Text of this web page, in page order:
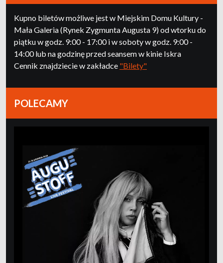
Kupno biletów możliwe jest w Miejskim Domu Kultury -
Mała Galeria (Rynek Zygmunta Augusta 9) od wtorku do
piątku w godz. 9:00 - 17:00 i w soboty w godz. 9:00 -
14:00 lub na godzinę przed seansem w kinie Iskra
Cennik znajdziecie w zakładce "Bilety"
POLECAMY